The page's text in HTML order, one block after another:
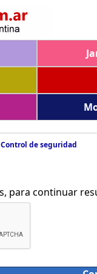
Control de seguridad
para continuar